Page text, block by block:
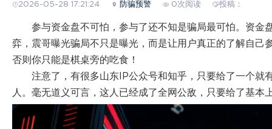
2026-05-28 17:21:24 防骗预警 0次阅读 投稿：
参与资金盘不可怕，参与了还不知是骗局最可怕。资金
弈，震哥曝光骗局不只是曝光，而是让用户真正的了解自
否则你只能是棋桌旁的吃食！
注意了，有很多山东IP公众号和知乎，只要给了一个就
人。毫无道义可言，这人已经成了全网公敌，只要给了基本